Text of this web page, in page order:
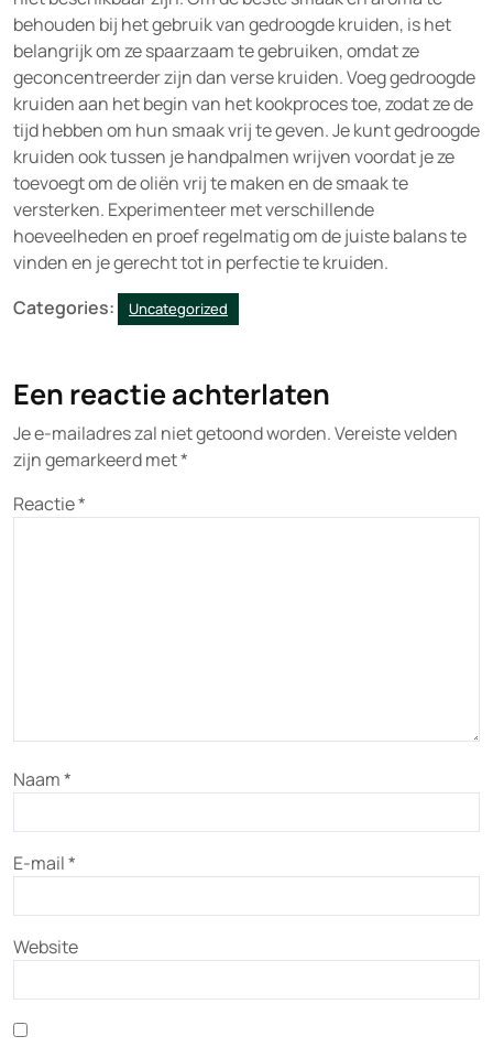
behouden bij het gebruik van gedroogde kruiden, is het
belangrijk om ze spaarzaam te gebruiken, omdat ze
geconcentreerder zijn dan verse kruiden. Voeg gedroogde
kruiden aan het begin van het kookproces toe, zodat ze de
tijd hebben om hun smaak vrij te geven. Je kunt gedroogde
kruiden ook tussen je handpalmen wrijven voordat je ze
toevoegt om de oliën vrij te maken en de smaak te
versterken. Experimenteer met verschillende
hoeveelheden en proef regelmatig om de juiste balans te
vinden en je gerecht tot in perfectie te kruiden.
Categories:
Uncategorized
Een reactie achterlaten
Je e-mailadres zal niet getoond worden.Vereiste velden
zijn gemarkeerd met*
Reactie*
Naam*
E-mail*
Website